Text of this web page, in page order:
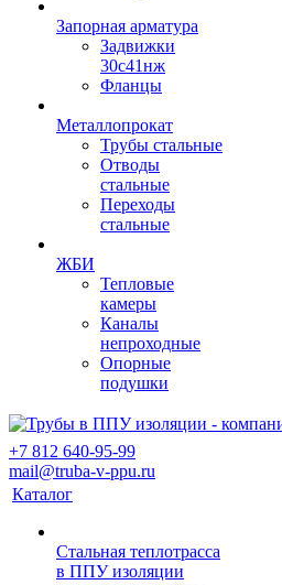
Запорная арматура
Задвижки
30с41нж
Фланцы
Металлопрокат
Трубы стальные
Отводы
стальные
Переходы
стальные
ЖБИ
Тепловые
камеры
Каналы
непроходные
Опорные
подушки
+7 812 640-95-99
mail@truba-v-ppu.ru
Каталог
Стальная теплотрасса
в ППУ изоляции